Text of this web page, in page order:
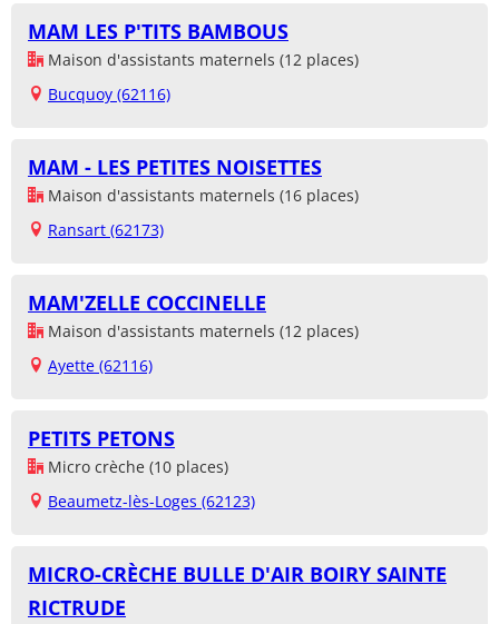
MAM LES P'TITS BAMBOUS
Maison d'assistants maternels (12 places)
Bucquoy (62116)
MAM - LES PETITES NOISETTES
Maison d'assistants maternels (16 places)
Ransart (62173)
MAM'ZELLE COCCINELLE
Maison d'assistants maternels (12 places)
Ayette (62116)
PETITS PETONS
Micro crèche (10 places)
Beaumetz-lès-Loges (62123)
MICRO-CRÈCHE BULLE D'AIR BOIRY SAINTE
RICTRUDE